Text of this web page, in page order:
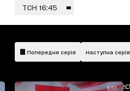
ТСН 16:45
Попередня серія Наступна серія